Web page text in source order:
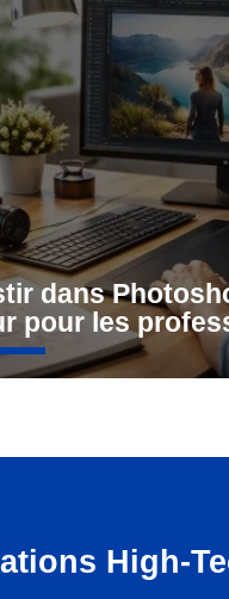
dans
pour les
High-